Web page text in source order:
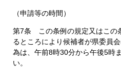
（申請等の時間）
第7条 この条例の規定又はこの
るところにより候補者が県委員
為は、午前8時30分から午後5時
い。